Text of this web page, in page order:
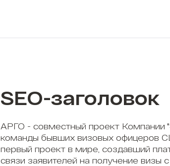
SEO-заголовок
АРГО - совместный проект Компании
команды бывших визовых офицеров
первый проект в мире, создавший
связи заявителей на получение визы